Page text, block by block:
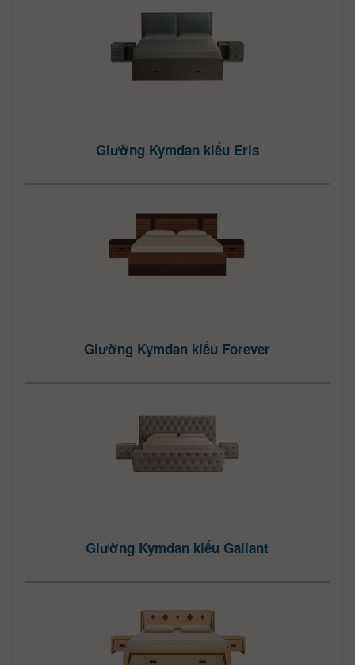
Giường Kymdan kiểu Eris
Giường Kymdan kiểu Forever
Giường Kymdan kiểu Gallant